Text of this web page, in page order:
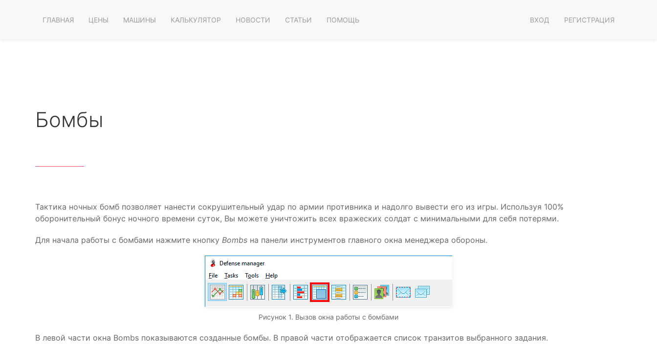
ГЛАВНАЯ ЦЕНЫ МАШИНЫ КАЛЬКУЛЯТОР НОВОСТИ СТАТЬИ ПОМОЩЬ ВХОД РЕГИСТРАЦИЯ
Бомбы
Тактика ночных бомб позволяет нанести сокрушительный удар по армии противника и надолго вывести его из игры. Используя 100%
оборонительный бонус ночного времени суток, Вы можете уничтожить всех вражеских солдат с минимальными для себя потерями.
Для начала работы с бомбами нажмите кнопку Bombs на панели инструментов главного окна менеджера обороны.
Рисунок 1. Вызов окна работы с бомбами
В левой части окна Bombs показываются созданные бомбы. В правой части отображается список транзитов выбранного задания.